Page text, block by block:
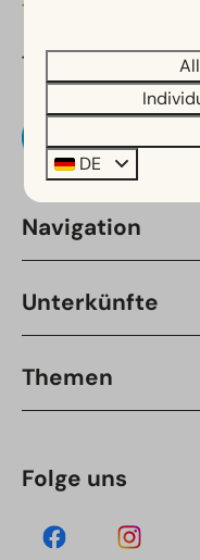
Tel.
Teil von:
Navigation
Unterkünfte
Themen
Folge uns
DE